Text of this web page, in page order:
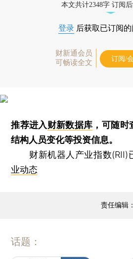
本文共计2348字 订阅
登录 后获取已订阅
财新通会员
可畅读全文
订阅/
推荐进入财新数据库 ，可随时
结构人员变化等投资信息。
财新机器人产业指数(RII)
业动态
责任编辑
话题：